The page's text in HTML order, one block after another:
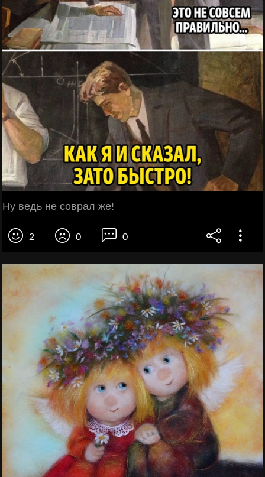
Ну ведь не соврал же!
2 0 0